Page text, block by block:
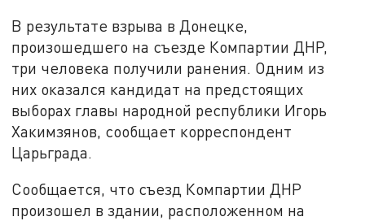
В результате взрыва в Донецке,
произошедшего на съезде Компартии ДНР,
три человека получили ранения. Одним из
них оказался кандидат на предстоящих
выборах главы народной республики Игорь
Хакимзянов, сообщает корреспондент
Царьграда.
Сообщается, что съезд Компартии ДНР
произошел в здании, расположенном на